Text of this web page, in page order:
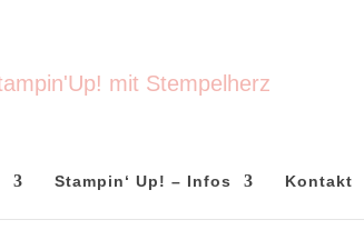
Stampin‘ Up! – Infos Kontakt